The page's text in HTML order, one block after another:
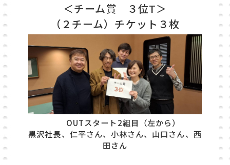
＜チーム賞 ３位T＞
（２チーム）チケット３枚
OUTスタート2組目（左から）
黒沢社長、仁平さん、小林さん、山口さん、西
田さん